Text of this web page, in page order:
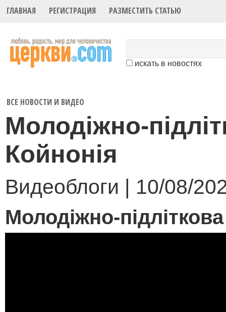
ГЛАВНАЯ РЕГИСТРАЦИЯ РАЗМЕСТИТЬ СТАТЬЮ
искать в новостях
ВСЕ НОВОСТИ И ВИДЕО
Молодіжно-
Койнонія
Видеоблоги | 10/08/
Молодіжно-